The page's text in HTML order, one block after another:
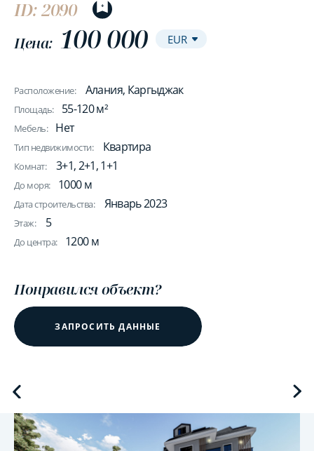
ID: 2090
Цена: 100 000
Расположение: Алания, Каргыджак
Площадь: 55-120 м²
Мебель: Нет
Тип недвижимости: Квартира
Комнат: 3+1, 2+1, 1+1
До моря: 1000 м
Дата строительства: Январь 2023
Этаж: 5
До центра: 1200 м
Понравился объект?
ЗАПРОСИТЬ ДАННЫЕ